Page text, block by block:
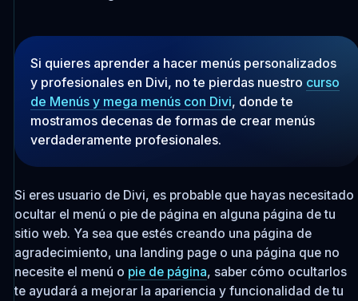
Si quieres aprender a hacer menús personalizados
y profesionales en Divi, no te pierdas nuestro curso
de Menús y mega menús con Divi, donde te
mostramos decenas de formas de crear menús
verdaderamente profesionales.
Si eres usuario de Divi, es probable que hayas necesitado
ocultar el menú o pie de página en alguna página de tu
sitio web. Ya sea que estés creando una página de
agradecimiento, una landing page o una página que no
necesite el menú o pie de página, saber cómo ocultarlos
te ayudará a mejorar la apariencia y funcionalidad de tu